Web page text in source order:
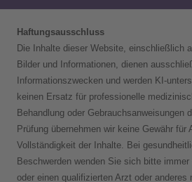
Haftungsausschluss
Die Inhalte dieser Website, einschließlich
Bilder und Informationen, dienen
Informationszwecken und werden KI-
keinen Ersatz für professionelle
Behandlung oder Gebrauchsanweisungen
Prüfung übernehmen wir keine Gewähr für
Vollständigkeit der Inhalte. Bei
Beschwerden wenden Sie sich bitte
oder einen qualifizierten Arzt oder anderes